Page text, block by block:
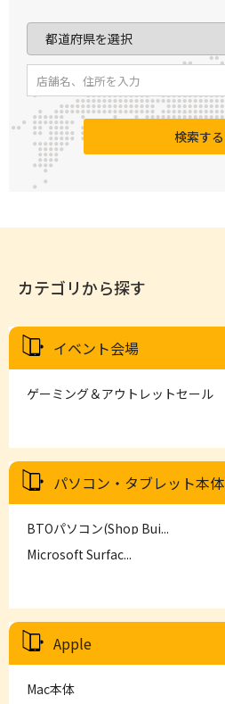
検索する
カテゴリから探す
イベント会場
ゲーミング＆アウトレットセール
パソコン・タブレット本体
BTOパソコン(Shop Bui...
Microsoft Surfac...
Apple
Mac本体